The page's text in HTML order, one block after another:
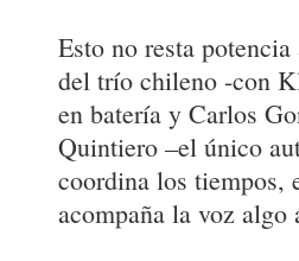
Esto no resta
del trío chileno -con
en batería y Carlos
Quintiero –el único
coordina los tiempos,
acompaña la voz algo